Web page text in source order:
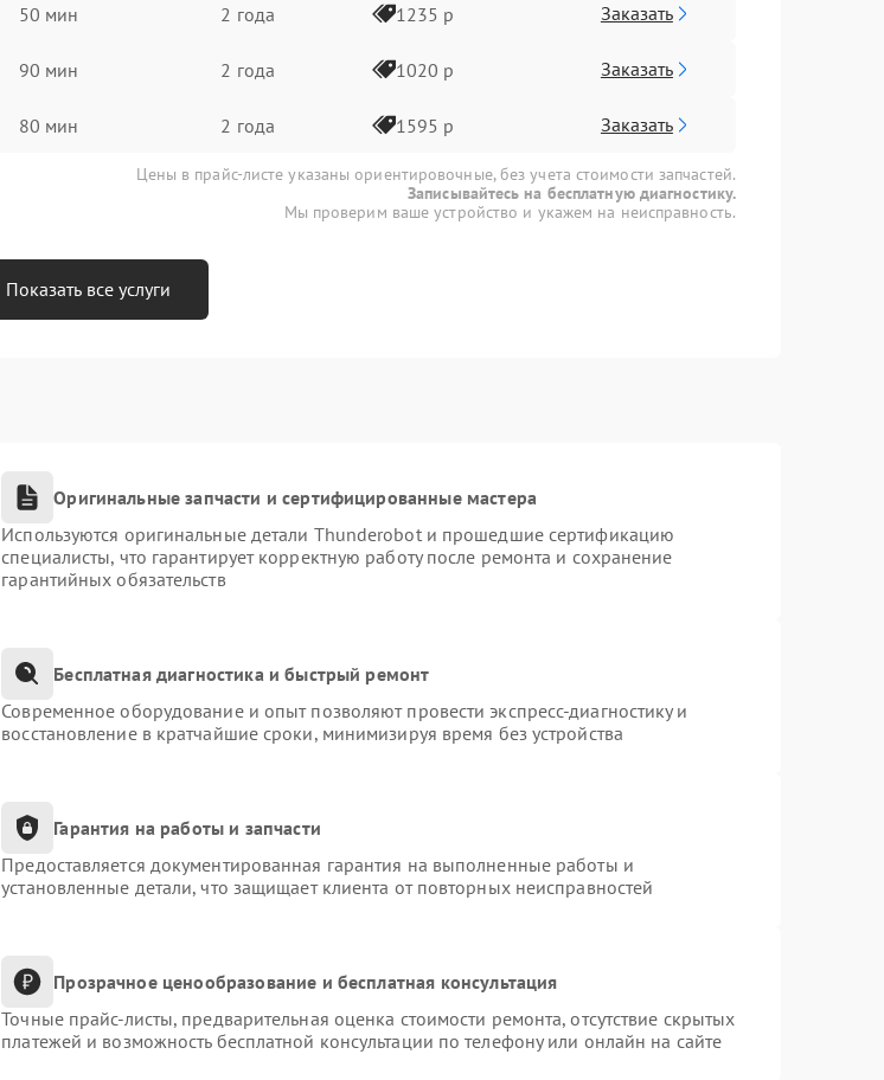
50 мин 2 года 1235 р Заказать
90 мин 2 года 1020 р Заказать
80 мин 2 года 1595 р Заказать
Цены в прайс-листе указаны ориентировочные, без учета стоимости запчастей.
Записывайтесь на бесплатную диагностику.
Мы проверим ваше устройство и укажем на неисправность.
Показать все услуги
Оригинальные запчасти и сертифицированные мастера
Используются оригинальные детали Thunderobot и прошедшие сертификацию
специалисты, что гарантирует корректную работу после ремонта и сохранение
гарантийных обязательств
Бесплатная диагностика и быстрый ремонт
Современное оборудование и опыт позволяют провести экспресс-диагностику и
восстановление в кратчайшие сроки, минимизируя время без устройства
Гарантия на работы и запчасти
Предоставляется документированная гарантия на выполненные работы и
установленные детали, что защищает клиента от повторных неисправностей
Прозрачное ценообразование и бесплатная консультация
Точные прайс-листы, предварительная оценка стоимости ремонта, отсутствие скрытых
платежей и возможность бесплатной консультации по телефону или онлайн на сайте